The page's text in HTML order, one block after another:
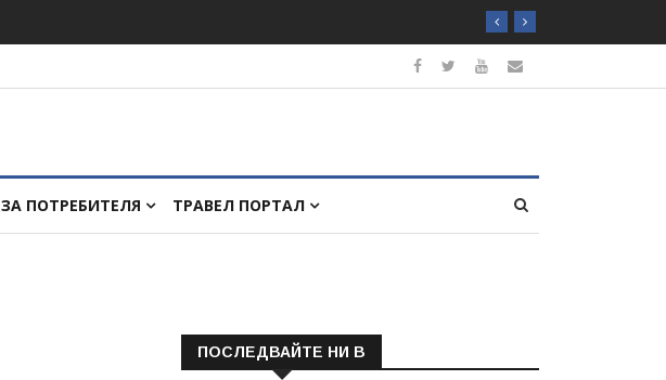
ЗА ПОТРЕБИТЕЛЯ ТРАВЕЛ ПОРТАЛ
ПОСЛЕДВАЙТЕ НИ В